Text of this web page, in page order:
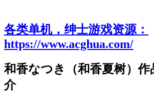
各类单机，绅士游戏资源：
https://www.acghua.com/
和香なつき（和香夏树）作
介